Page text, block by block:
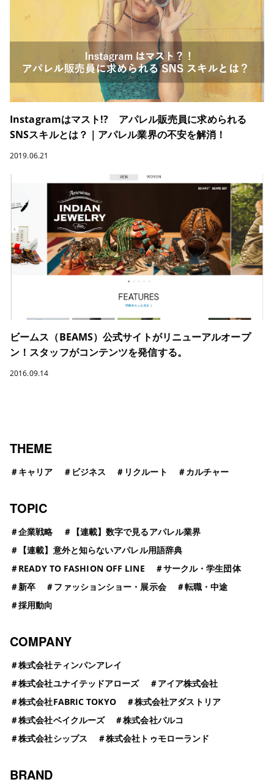
Instagramはマスト!? アパレル販売員に求められる
SNSスキルとは？｜アパレル業界の不安を解消！
2019.06.21
ビームス（BEAMS）公式サイトがリニューアルオープ
ン！スタッフがコンテンツを発信する。
2016.09.14
THEME
＃キャリア ＃ ビジネス ＃ リクルート ＃カルチャー
TOPIC
＃企業戦略 ＃ 【連載】数字で見るアパレル業界
＃ 【連載】意外と知らないアパレル用語辞典
＃READY TO FASHION OFF LINE ＃サークル・学生団体
＃新卒 ＃ファッションショー・展示会 ＃転職・中途
＃採用動向
COMPANY
＃株式会社ティンパンアレイ
＃株式会社ユナイテッドアローズ ＃アイア株式会社
＃株式会社FABRIC TOKYO ＃株式会社アダストリア
＃株式会社ベイクルーズ ＃株式会社パルコ
＃株式会社シップス ＃株式会社トゥモローランド
BRAND